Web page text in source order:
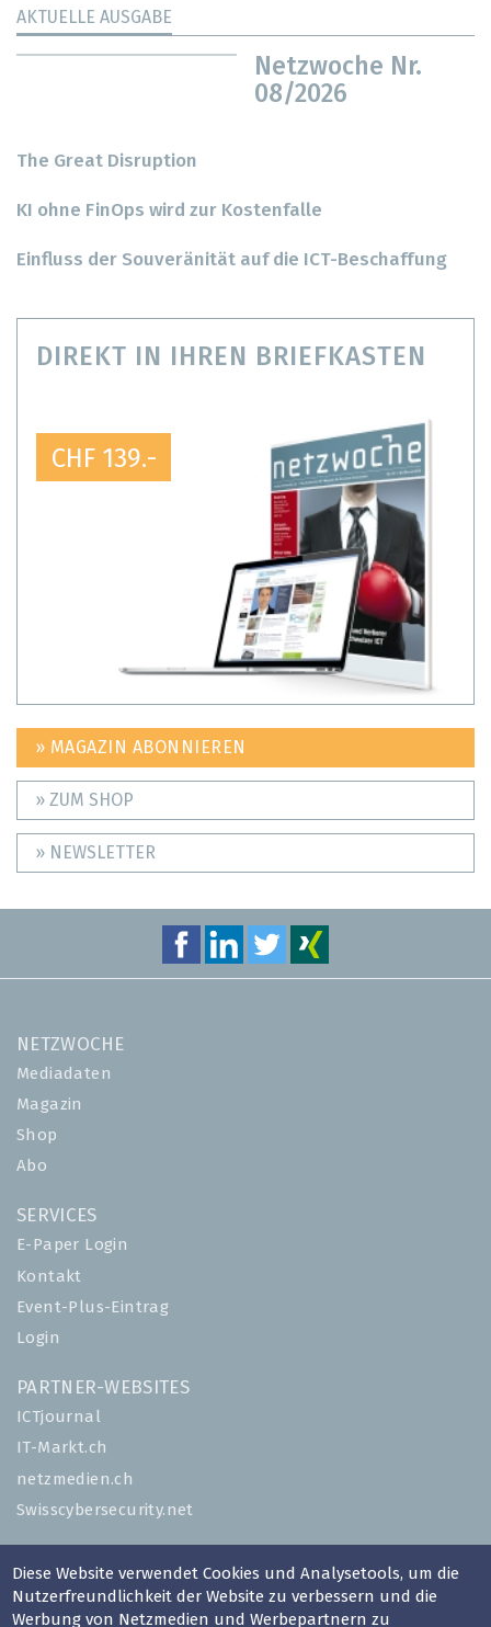
AKTUELLE AUSGABE
Netzwoche Nr.
08/2026
The Great Disruption
KI ohne FinOps wird zur Kostenfalle
Einfluss der Souveränität auf die ICT-Beschaffung
DIREKT IN IHREN BRIEFKASTEN
CHF 139.-
» MAGAZIN ABONNIEREN
» ZUM SHOP
» NEWSLETTER
NETZWOCHE
Mediadaten
Magazin
Shop
Abo
SERVICES
E-Paper Login
Kontakt
Event-Plus-Eintrag
Login
PARTNER-WEBSITES
ICTjournal
IT-Markt.ch
netzmedien.ch
Swisscybersecurity.net
Impressum
AGB
Diese Website verwendet Cookies und Analysetools, um die
Nutzerfreundlichkeit der Website zu verbessern und die
Werbung von Netzmedien und Werbepartnern zu